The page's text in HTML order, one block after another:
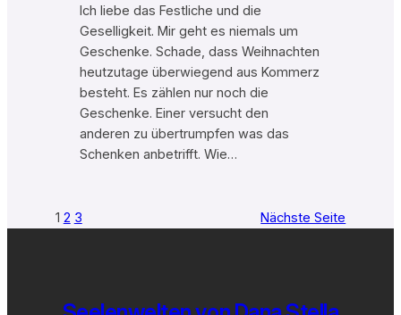
Ich liebe das Festliche und die
Geselligkeit. Mir geht es niemals um
Geschenke. Schade, dass Weihnachten
heutzutage überwiegend aus Kommerz
besteht. Es zählen nur noch die
Geschenke. Einer versucht den
anderen zu übertrumpfen was das
Schenken anbetrifft. Wie…
1 2 3 Nächste Seite